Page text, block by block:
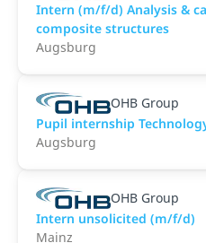
Intern (m/f/d) Analysis &
composite structures
Augsburg
OHB Group
Pupil internship
Augsburg
OHB Group
Intern unsolicited (m/f/d)
Mainz